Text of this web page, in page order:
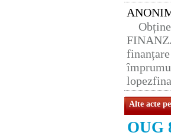
Alte acte
OUG